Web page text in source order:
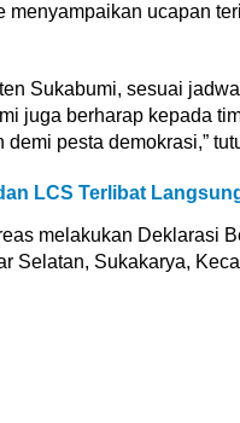
ucapan
Sukabumi, sesuai
juga berharap kepada
pesta demokrasi,”
LCS Terlibat
melakukan Deklarasi
Selatan, Sukakarya,